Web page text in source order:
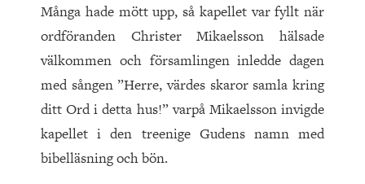
Många hade mött upp, så kapellet var fyllt när
ordföranden Christer Mikaelsson hälsade
välkommen och församlingen inledde dagen
med sången ”Herre, värdes skaror samla kring
ditt Ord i detta hus!” varpå Mikaelsson invigde
kapellet i den treenige Gudens namn med
bibelläsning och bön.